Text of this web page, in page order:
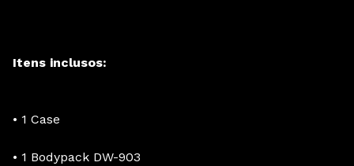
Itens inclusos:
• 1 Case
• 1 Bodypack DW-903